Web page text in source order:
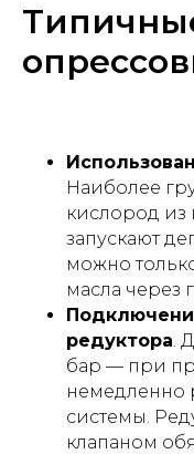
Наиболее
кислород из
запускают
можно
масла через
редуктора.
бар — при
немедленно
системы.
клапаном